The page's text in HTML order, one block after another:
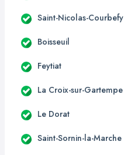
Saint-Nicolas-Courbefy
Boisseuil
Feytiat
La Croix-sur-Gartempe
Le Dorat
Saint-Sornin-la-Marche